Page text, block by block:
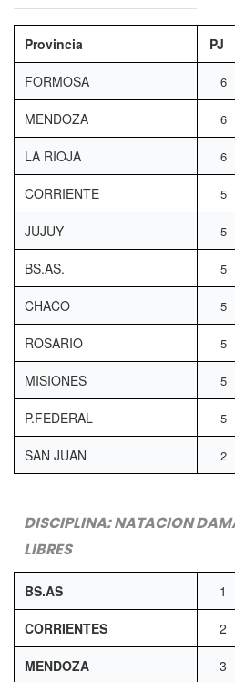
Provincia PJ
FORMOSA 6
MENDOZA 6
LA RIOJA 6
CORRIENTE 5
JUJUY 5
BS.AS. 5
CHACO 5
ROSARIO 5
MISIONES 5
P.FEDERAL 5
SAN JUAN 2
DISCIPLINA: NATACION
LIBRES
BS.AS 1
CORRIENTES 2
MENDOZA 3